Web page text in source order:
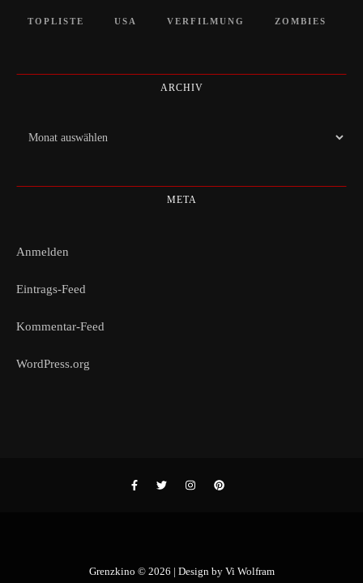
TOPLISTE USA VERFILMUNG ZOMBIES
ARCHIV
Archiv
META
Anmelden
Eintrags-Feed
Kommentar-Feed
WordPress.org
Grenzkino © 2026 | Design by Vi Wolfram